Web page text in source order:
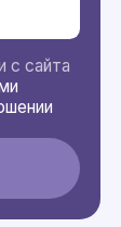
с сайта